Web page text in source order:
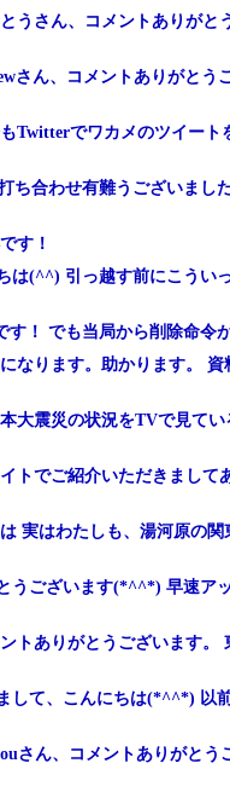
うさん、コメントありがと
さん、コメントありがとう
Twitterでワカメのツイート
ち合わせ有難うございまし
す！
は(^^) 引っ越す前にこうい
す！ でも当局から削除命令
なります。助かります。
大震災の状況をTVで見て
トでご紹介いただきまして
実はわたしも、湯河原の
うございます(*^^*) 早速ア
トありがとうございます。
して、こんにちは(*^^*) 以
さん、コメントありがとう